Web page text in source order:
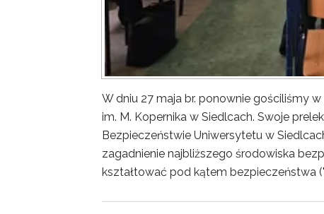
W dniu 27 maja br. ponownie gościliśmy
im. M. Kopernika w Siedlcach. Swoje
Bezpieczeństwie Uniwersytetu w
zagadnienie najbliższego środowiska
kształtować pod kątem bezpieczeństwa